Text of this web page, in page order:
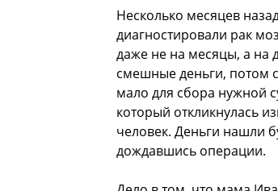
Несколько месяцев
диагностировали рак
даже не на месяцы, а на
смешные деньги, потом
мало для сбора нужной
который откликнулась
человек. Деньги нашли
дождавшись операции.